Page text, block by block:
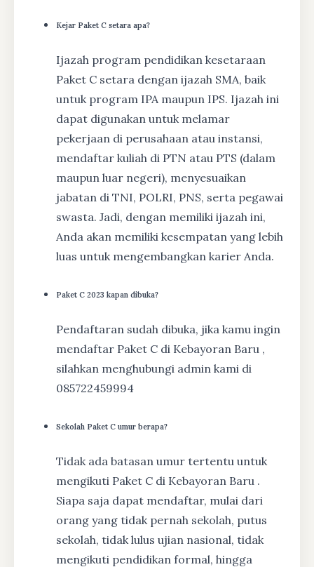
Kejar Paket C setara apa?
Ijazah program pendidikan kesetaraan
Paket C setara dengan ijazah SMA, baik
untuk program IPA maupun IPS. Ijazah ini
dapat digunakan untuk melamar
pekerjaan di perusahaan atau instansi,
mendaftar kuliah di PTN atau PTS (dalam
maupun luar negeri), menyesuaikan
jabatan di TNI, POLRI, PNS, serta pegawai
swasta. Jadi, dengan memiliki ijazah ini,
Anda akan memiliki kesempatan yang lebih
luas untuk mengembangkan karier Anda.
Paket C 2023 kapan dibuka?
Pendaftaran sudah dibuka, jika kamu ingin
mendaftar Paket C di Kebayoran Baru ,
silahkan menghubungi admin kami di
085722459994
Sekolah Paket C umur berapa?
Tidak ada batasan umur tertentu untuk
mengikuti Paket C di Kebayoran Baru .
Siapa saja dapat mendaftar, mulai dari
orang yang tidak pernah sekolah, putus
sekolah, tidak lulus ujian nasional, tidak
mengikuti pendidikan formal, hingga